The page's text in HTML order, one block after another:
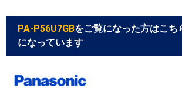
PA-P56U7GBをご覧になった方はこち
になっています